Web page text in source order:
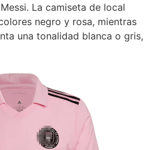
La camiseta de local
negro y rosa, mientras
una tonalidad blanca o gris,